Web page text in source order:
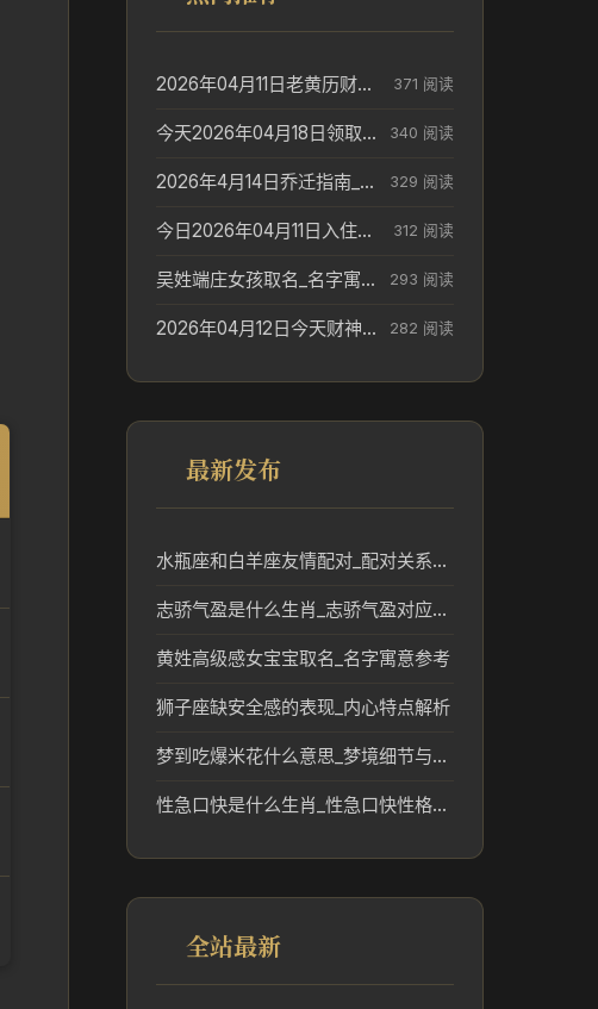
2026年04月11日老黄历财神方位_财神方位与供奉讲究 371 阅读
今天2026年04月18日领取结婚证老黄历不适合吗_领证日期参考 340 阅读
2026年4月14日乔迁指南_搬家择日参考 329 阅读
今日2026年04月11日入住新居老黄历不适宜吗_搬家择日参考 312 阅读
吴姓端庄女孩取名_名字寓意参考 293 阅读
2026年04月12日今天财神在哪个吉位_财神方位参考 282 阅读
最新发布
水瓶座和白羊座友情配对_配对关系解读
志骄气盈是什么生肖_志骄气盈对应生肖文化解读
黄姓高级感女宝宝取名_名字寓意参考
狮子座缺安全感的表现_内心特点解析
梦到吃爆米花什么意思_梦境细节与生活参考
性急口快是什么生肖_性急口快性格对应的生肖文化解读
全站最新